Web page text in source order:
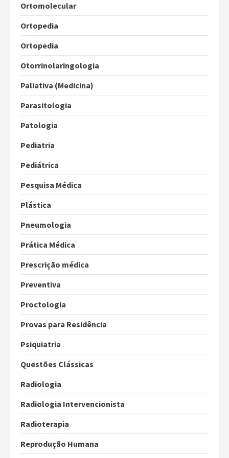
Ortomolecular
Ortopedia
Ortopedia
Otorrinolaringologia
Paliativa (Medicina)
Parasitologia
Patologia
Pediatria
Pediátrica
Pesquisa Médica
Plástica
Pneumologia
Prática Médica
Prescrição médica
Preventiva
Proctologia
Provas para Residência
Psiquiatria
Questões Clássicas
Radiologia
Radiologia Intervencionista
Radioterapia
Reprodução Humana